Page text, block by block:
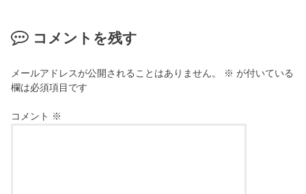
コメントを残す
メールアドレスが公開されることはありません。 ※ が付いている
欄は必須項目です
コメント ※